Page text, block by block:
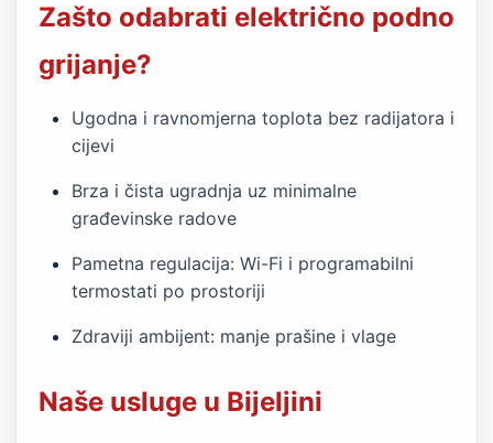
Zašto odabrati električno podno
grijanje?
Ugodna i ravnomjerna toplota bez radijatora i
cijevi
Brza i čista ugradnja uz minimalne
građevinske radove
Pametna regulacija: Wi-Fi i programabilni
termostati po prostoriji
Zdraviji ambijent: manje prašine i vlage
Naše usluge u Bijeljini